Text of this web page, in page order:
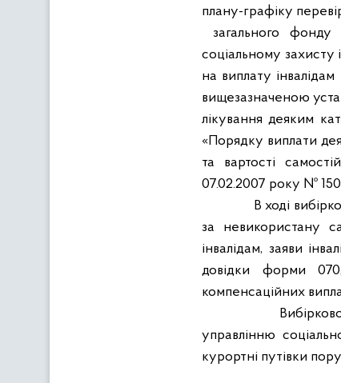
плану-графіку
загального
соціальному захисту
на виплату
вищезазначеною
лікування деяким
«Порядку виплати
та вартості
07.02.2007 року №
В ході
за невикористану
інвалідам, заяви
довідки форми
компенсаційних
управлінню
курортні путівки